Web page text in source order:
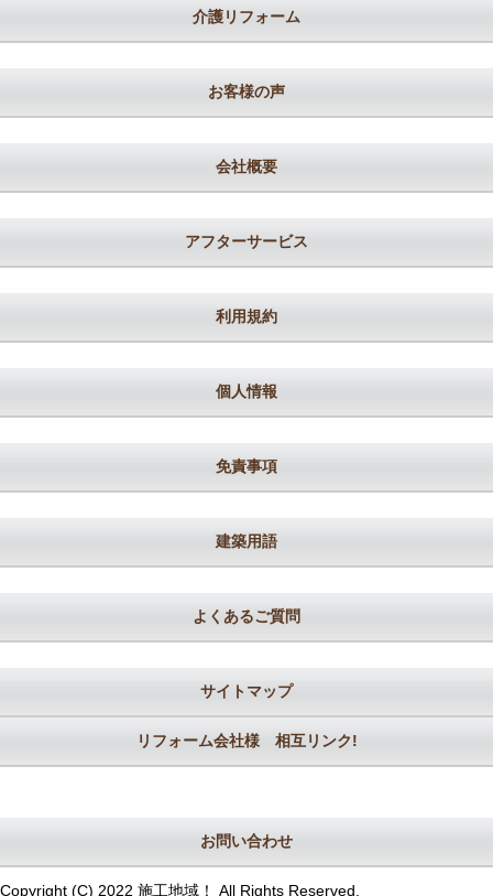
介護リフォーム
お客様の声
会社概要
アフターサービス
利用規約
個人情報
免責事項
建築用語
よくあるご質問
サイトマップ
リフォーム会社様 相互リンク!
お問い合わせ
Copyright (C) 2022 施工地域！ All Rights Reserved.